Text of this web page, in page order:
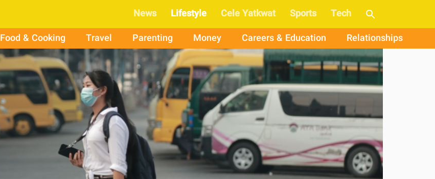
News Lifestyle Cele Yatkwat Sports
Tech
Food & Cooking Travel Parenting Money Careers & Education
Relationships